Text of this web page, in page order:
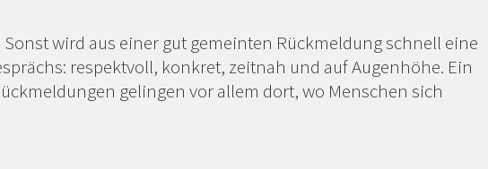
wird aus einer gut gemeinten Rückmeldung schnell eine
respektvoll, konkret, zeitnah und auf Augenhöhe. Ein
gelingen vor allem dort, wo Menschen sich